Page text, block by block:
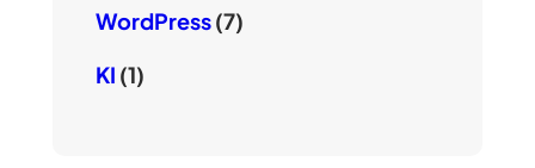
WordPress(7)
KI (1)